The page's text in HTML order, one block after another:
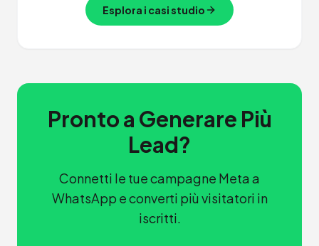
Esplora i casi studio
Pronto a Generare Più
Lead?
Connetti le tue campagne Meta a
WhatsApp e converti più visitatori in
iscritti.